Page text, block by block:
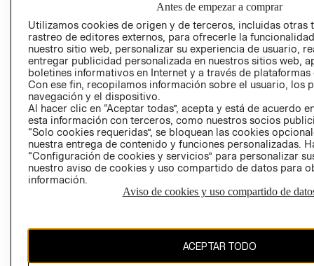
GIFT CARD
AVISO DE
Perú (S/)
CAMBIAR REGIÓN
propiedad de H&M Hennes & Mauritz AB
Antes de empezar a comprar
Utilizamos cookies de origen y de terceros, incluidas otras
rastreo de editores externos, para ofrecerle la
nuestro sitio web, personalizar su experiencia de usuario,
entregar publicidad personalizada en nuestros sitios web,
boletines informativos en Internet y a través de plataformas
Con ese fin, recopilamos información sobre el usuario, los
navegación y el dispositivo.
Al hacer clic en “Aceptar todas”, acepta y está de acuerdo
esta información con terceros, como nuestros socios
“Solo cookies requeridas”, se bloquean las cookies
nuestra entrega de contenido y funciones personalizadas.
“Configuración de cookies y servicios” para personalizar
nuestro aviso de cookies y uso compartido de datos para
información.
Aviso de cookies y uso compartido de
ACEPTAR TODO